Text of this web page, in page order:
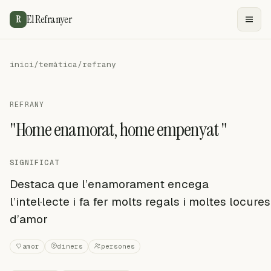
R El Refranyer
inici/temàtica/refrany
REFRANY
"Home enamorat, home empenyat "
SIGNIFICAT
Destaca que l’enamorament encega
l’intel·lecte i fa fer molts regals i moltes locures
d’amor
amor diners persones